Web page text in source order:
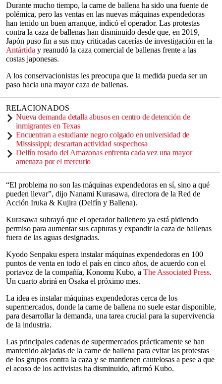
Durante mucho tiempo, la carne de ballena ha sido una fuente de
polémica, pero las ventas en las nuevas máquinas expendedoras
han tenido un buen arranque, indicó el operador. Las protestas
contra la caza de ballenas han disminuido desde que, en 2019,
Japón puso fin a sus muy criticadas cacerías de investigación en la
Antártida y reanudó la caza comercial de ballenas frente a las
costas japonesas.
A los conservacionistas les preocupa que la medida pueda ser un
paso hacia una mayor caza de ballenas.
RELACIONADOS
Nueva demanda detalla abusos en centro de detención de
inmigrantes en Texas
Encuentran a estudiante negro colgado en universidad de
Mississippi; descartan actividad sospechosa
Delfín rosado del Amazonas enfrenta cada vez una mayor
amenaza por el mercurio
“El problema no son las máquinas expendedoras en sí, sino a qué
pueden llevar”, dijo Nanami Kurasawa, directora de la Red de
Acción Iruka & Kujira (Delfín y Ballena).
Kurasawa subrayó que el operador ballenero ya está pidiendo
permiso para aumentar sus capturas y expandir la caza de ballenas
fuera de las aguas designadas.
Kyodo Senpaku espera instalar máquinas expendedoras en 100
puntos de venta en todo el país en cinco años, de acuerdo con el
portavoz de la compañía, Konomu Kubo, a The Associated Press.
Un cuarto abrirá en Osaka el próximo mes.
La idea es instalar máquinas expendedoras cerca de los
supermercados, donde la carne de ballena no suele estar disponible,
para desarrollar la demanda, una tarea crucial para la supervivencia
de la industria.
Las principales cadenas de supermercados prácticamente se han
mantenido alejadas de la carne de ballena para evitar las protestas
de los grupos contra la caza y se mantienen cautelosas a pese a que
el acoso de los activistas ha disminuido, afirmó Kubo.